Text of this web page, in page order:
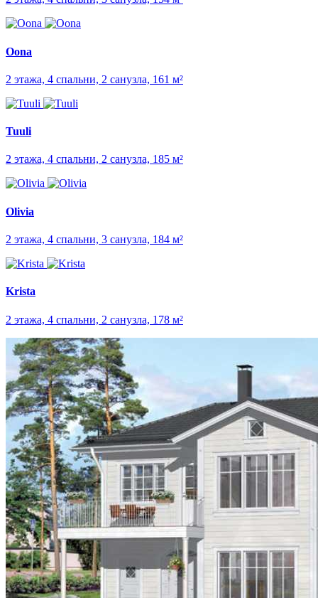
Oona
2 этажа, 4 спальни, 2 санузла, 161 м²
Tuuli
2 этажа, 4 спальни, 2 санузла, 185 м²
Olivia
2 этажа, 4 спальни, 3 санузла, 184 м²
Krista
2 этажа, 4 спальни, 2 санузла, 178 м²